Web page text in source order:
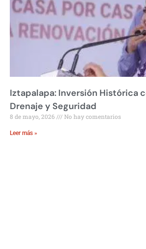
Iztapalapa: Inversión Histórica
Drenaje y Seguridad
8 de mayo, 2026 No hay comentarios
Leer más »